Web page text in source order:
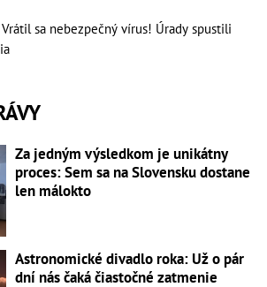
sa nebezpečný vírus! Úrady spustili
Za jedným výsledkom je unikátny
proces: Sem sa na Slovensku dostane
len málokto
Astronomické divadlo roka: Už o pár
dní nás čaká čiastočné zatmenie